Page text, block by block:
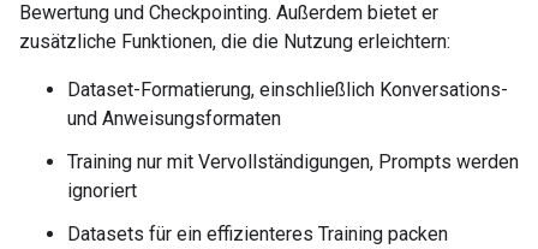
Bewertung und Checkpointing. Außerdem bietet er
zusätzliche Funktionen, die die Nutzung erleichtern:
Dataset-Formatierung, einschließlich Konversations-
und Anweisungsformaten
Training nur mit Vervollständigungen, Prompts werden
ignoriert
Datasets für ein effizienteres Training packen